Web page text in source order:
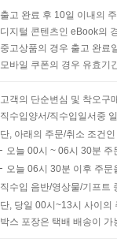
출고 완료 후 10일 이내의
디지털 콘텐츠인 eBook의
중고상품의 경우 출고 완료
모바일 쿠폰의 경우 유효기
고객의 단순변심 및 착오구
직수입양서/직수입일서중
단, 아래의 주문/취소 조건
오늘 00시 ~ 06시 30분
오늘 06시 30분 이후 주
직수입 음반/영상물/기프트
단, 당일 00시~13시 사이의
박스 포장은 택배 배송이